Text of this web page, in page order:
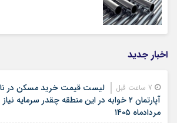
اخبار جدید
لیست قیمت خرید مسکن در
آپارتمان ۲ خوابه در این منطقه چقدر سرمایه
مردادماه ۱۴۰۵